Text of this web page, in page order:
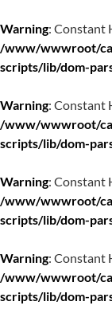
Warning: Constant
/www/wwwroot/
scripts/lib/dom-
Warning: Constant
/www/wwwroot/
scripts/lib/dom-
Warning: Constant
/www/wwwroot/
scripts/lib/dom-
Warning: Constant
/www/wwwroot/
scripts/lib/dom-